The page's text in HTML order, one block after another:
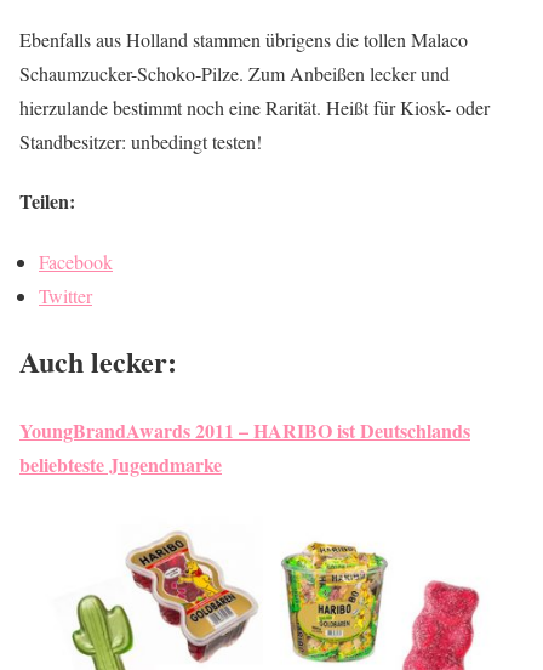
Ebenfalls aus Holland stammen übrigens die tollen Malaco
Schaumzucker-Schoko-Pilze. Zum Anbeißen lecker und
hierzulande bestimmt noch eine Rarität. Heißt für Kiosk- oder
Standbesitzer: unbedingt testen!
Teilen:
Facebook
Twitter
Auch lecker:
YoungBrandAwards 2011 – HARIBO ist Deutschlands
beliebteste Jugendmarke